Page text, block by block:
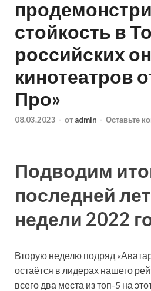
стойкость в
российских
кинотеатров
Про»
08.03.2023 - от admin - Оставьте
Подводим
последней
недели 2022
Вторую неделю подряд
остаётся в лидерах нашего
всего два места из топ-5 на